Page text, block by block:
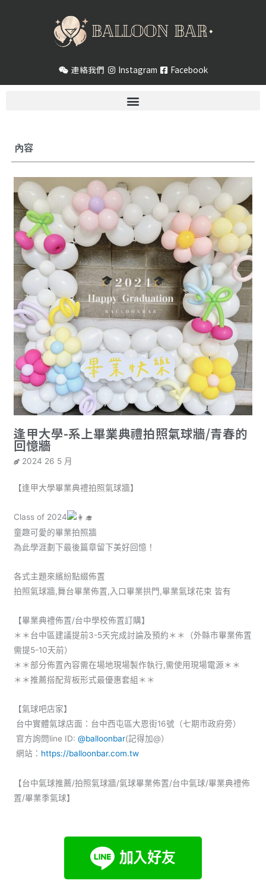
連絡我們 Instagram Facebook
內容
逢甲大學-系上畢業典禮拍照氣球牆/青春的
回憶牆
2024 26 5 月
【逢甲大學畢業典禮拍照氣球牆】
Class of 2024
童趣可愛的畢業拍照牆
為此學涯劃下最後篇章留下美好回憶！
各式主題來繽紛點綴佈置
拍照氣球牆,舞台畢業佈置,入口畢業拱門,畢業氣球花束 皆有
【畢業典禮佈置/台中學校佈置訂購】
＊＊台中區建議提前3-5天完成討論及預約＊＊（外縣市畢業佈置
需提5-10天前）
＊＊部分佈置內容需在場地現場製作執行,需使用現場電源＊＊
＊＊推薦搭配背板形式最優惠套組＊＊
【氣球吧店家】
台中實體氣球店面：台中西屯區大恩街16號（七期市政府旁）
官方詢問line ID:@balloonbar(記得加@）
網站： https://balloonbar.com.tw
【台中氣球推薦/拍照氣球牆/氣球畢業佈置/台中氣球/畢業典禮佈
置/畢業季氣球】